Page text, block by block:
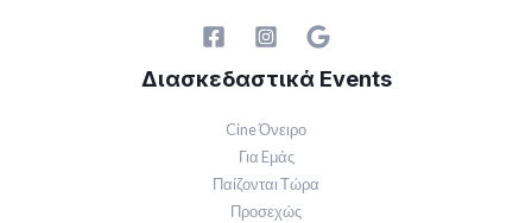
Διασκεδαστικά Events
Cine Όνειρο
Για Eμάς
Παίζονται Τώρα
Προσεχώς